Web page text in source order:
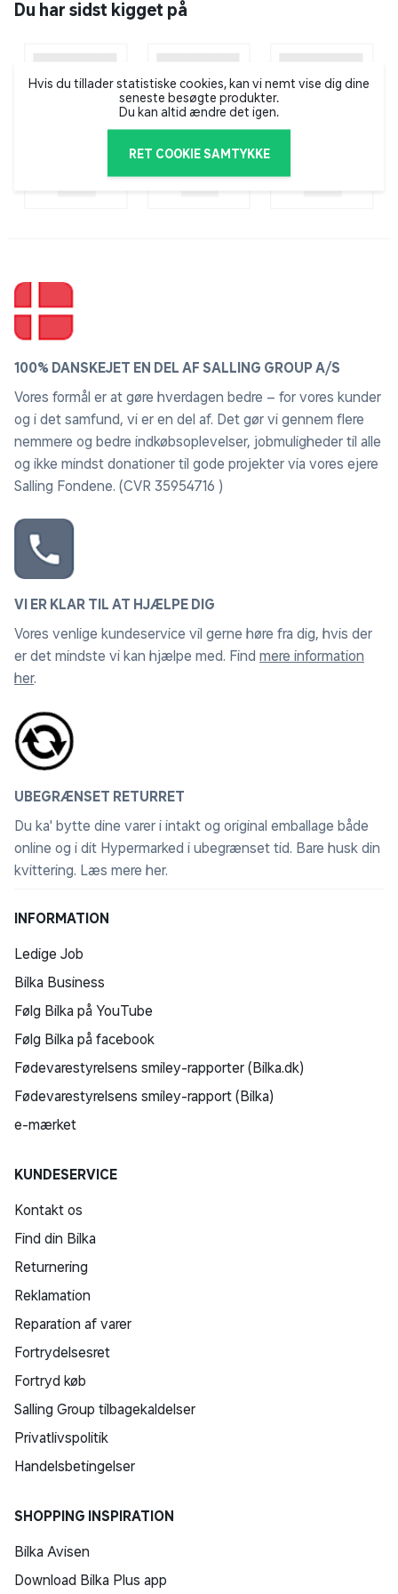
Moët & Chandon er en af verdens største producenter
1743 af hollænderen Claude Moët, som i dag ejer
vingårde på mere end 1.000 hektar. Moët & Chandon
fremstiller hvert år ca. 26 millioner flasker champagne -
næsten udelukkende grand cru og premier cru.
Du har sidst kigget på
Hvis du tillader statistiske cookies, kan vi nemt vise dig dine
seneste besøgte produkter.
Du kan altid ændre det igen.
RET COOKIE SAMTYKKE
100% DANSKEJET EN DEL AF SALLING GROUP A/S
Vores formål er at gøre hverdagen bedre – for vores kunder
og i det samfund, vi er en del af. Det gør vi gennem flere
nemmere og bedre indkøbsoplevelser, jobmuligheder til alle
og ikke mindst donationer til gode projekter via vores ejere
Salling Fondene. (CVR 35954716 )
VI ER KLAR TIL AT HJÆLPE DIG
Vores venlige kundeservice vil gerne høre fra dig, hvis der
er det mindste vi kan hjælpe med. Find mere information
her.
UBEGRÆNSET RETURRET
Du ka' bytte dine varer i intakt og original emballage både
online og i dit Hypermarked i ubegrænset tid. Bare husk din
kvittering. Læs mere her.
INFORMATION
Ledige Job
Bilka Business
Følg Bilka på YouTube
Følg Bilka på facebook
Fødevarestyrelsens smiley-rapporter (Bilka.dk)
Fødevarestyrelsens smiley-rapport (Bilka)
e-mærket
KUNDESERVICE
Kontakt os
Find din Bilka
Returnering
Reklamation
Reparation af varer
Fortrydelsesret
Fortryd køb
Salling Group tilbagekaldelser
Privatlivspolitik
Handelsbetingelser
SHOPPING INSPIRATION
Bilka Avisen
Download Bilka Plus app